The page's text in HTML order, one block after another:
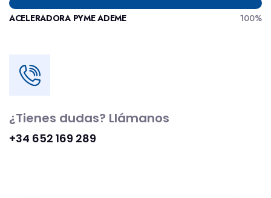
100%
ACELERADORA PYME ADEME
¿Tienes dudas? Llámanos
+34 652 169 289